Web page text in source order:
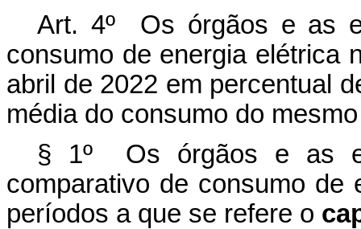
Art. 4º Os órgãos e as
consumo de energia elétrica
abril de 2022 em percentual
média do consumo do
§ 1º Os órgãos e as
comparativo de consumo de
períodos a que se refere o